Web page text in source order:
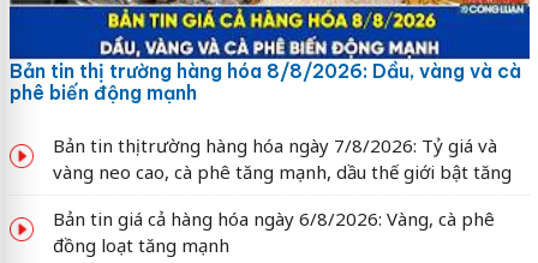
Bản tin thị trường hàng hóa 8/8/2026: Dầu, vàng và cà
phê biến động mạnh
Bản tin thị trường hàng hóa ngày 7/8/2026: Tỷ giá và
vàng neo cao, cà phê tăng mạnh, dầu thế giới bật tăng
Bản tin giá cả hàng hóa ngày 6/8/2026: Vàng, cà phê
đồng loạt tăng mạnh